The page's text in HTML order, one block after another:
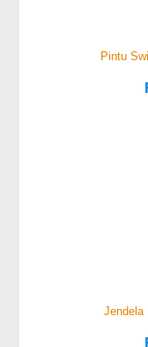
Pintu